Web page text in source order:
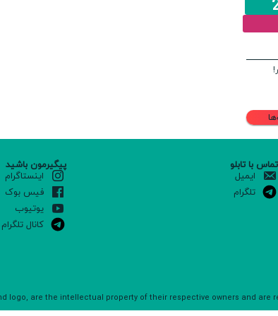
پیگیرمون باشید
اینستاگرام
فیس بوک
یوتیوب
کانال
تماس با تابلو
ایمیل
تلگرام
logo, are the intellectual property of their respective owners and are